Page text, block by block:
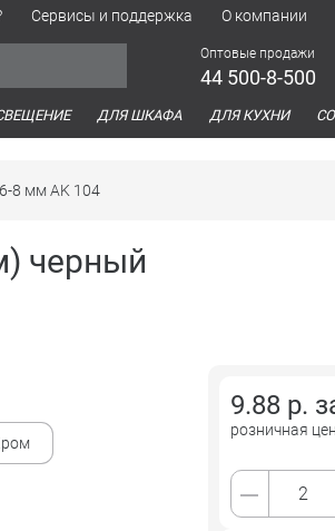
Сервисы и поддержка О компании
Оптовые продажи
44 500-8-500
ДЛЯ ШКАФА ДЛЯ КУХНИ
8 мм AK 104
черный
9.88 р.
розничная